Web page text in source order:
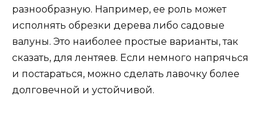
разнообразную. Например, ее роль может
исполнять обрезки дерева либо садовые
валуны. Это наиболее простые варианты, так
сказать, для лентяев. Если немного напрячься
и постараться, можно сделать лавочку более
долговечной и устойчивой.